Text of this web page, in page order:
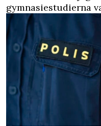
gymnasiestudierna